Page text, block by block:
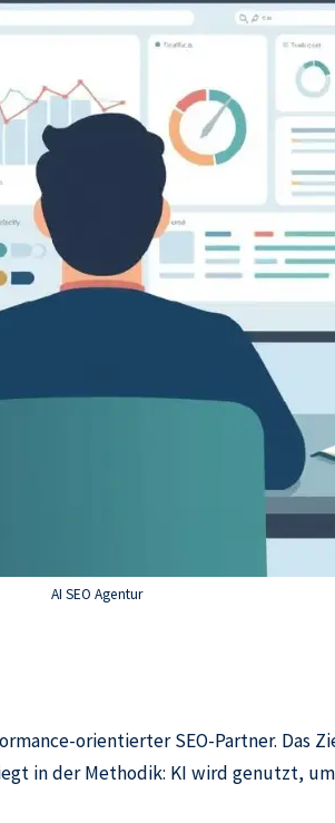
AI SEO Agentur
orientierter SEO-Partner. Das
in der Methodik: KI wird genutzt,